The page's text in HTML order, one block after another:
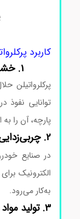
کاربرد
پرکلرواتیلن
توانایی نفوذ
پارچه، آن را به
در صنایع
الکترونیک
به‌کار می‌رود.